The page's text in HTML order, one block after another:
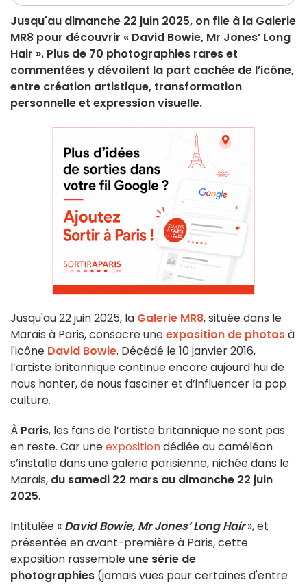
Jusqu'au dimanche 22 juin 2025, on file à la Galerie
MR8 pour découvrir « David Bowie, Mr Jones’ Long
Hair ». Plus de 70 photographies rares et
commentées y dévoilent la part cachée de l’icône,
entre création artistique, transformation
personnelle et expression visuelle.
Jusqu'au 22 juin 2025, la Galerie MR8, située dans le
Marais à Paris, consacre uneexposition de photosà
l'icône David Bowie. Décédé le 10 janvier 2016,
l’artiste britannique continue encore aujourd’hui de
nous hanter, de nous fasciner et d’influencer la pop
culture.
À Paris, les fans de l’artiste britannique ne sont pas
en reste. Car uneexpositiondédiée au caméléon
s’installe dans une galerie parisienne, nichée dans le
Marais, du samedi 22 mars au dimanche 22 juin
2025.
Intitulée « David Bowie, Mr Jones’ Long Hair», et
présentée en avant-première à Paris, cette
exposition rassemble une série de
photographies (jamais vues pour certaines d'entre